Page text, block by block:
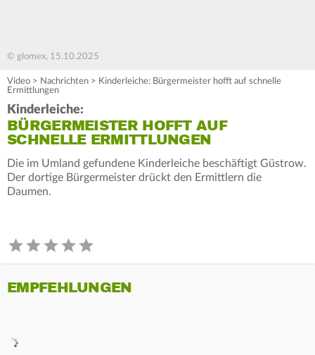
© glomex, 15.10.2025
Video > Nachrichten > Kinderleiche: Bürgermeister hofft auf schnelle
Ermittlungen
Kinderleiche:
BÜRGERMEISTER HOFFT AUF
SCHNELLE ERMITTLUNGEN
Die im Umland gefundene Kinderleiche beschäftigt Güstrow.
Der dortige Bürgermeister drückt den Ermittlern die
Daumen.
EMPFEHLUNGEN